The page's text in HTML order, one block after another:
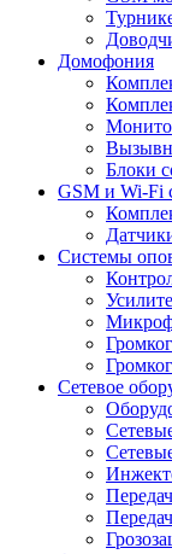
Домофония
Блоки
GSM и Wi-Fi
Системы
Сетевое